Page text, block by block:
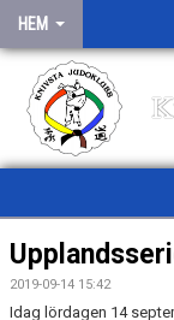
HEM
HEM
NYHETER
2019-09-14 15:42
Idag lördagen 14